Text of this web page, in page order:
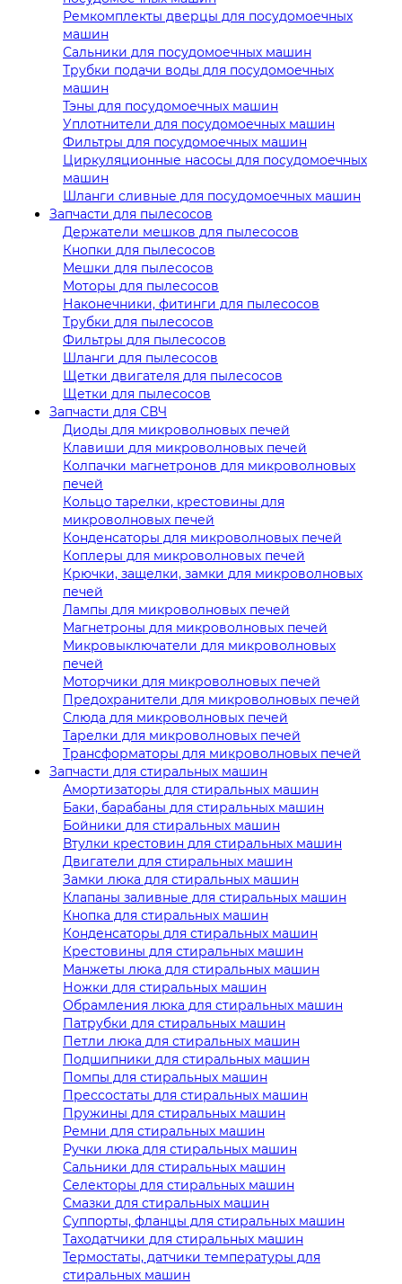
Ремкомплекты дверцы для посудомоечных
машин
Сальники для посудомоечных машин
Трубки подачи воды для посудомоечных
машин
Тэны для посудомоечных машин
Уплотнители для посудомоечных машин
Фильтры для посудомоечных машин
Циркуляционные насосы для посудомоечных
машин
Шланги сливные для посудомоечных машин
Запчасти для пылесосов
Держатели мешков для пылесосов
Кнопки для пылесосов
Мешки для пылесосов
Моторы для пылесосов
Наконечники, фитинги для пылесосов
Трубки для пылесосов
Фильтры для пылесосов
Шланги для пылесосов
Щетки двигателя для пылесосов
Щетки для пылесосов
Запчасти для СВЧ
Диоды для микроволновых печей
Клавиши для микроволновых печей
Колпачки магнетронов для микроволновых
печей
Кольцо тарелки, крестовины для
микроволновых печей
Конденсаторы для микроволновых печей
Коплеры для микроволновых печей
Крючки, защелки, замки для микроволновых
печей
Лампы для микроволновых печей
Магнетроны для микроволновых печей
Микровыключатели для микроволновых
печей
Моторчики для микроволновых печей
Предохранители для микроволновых печей
Слюда для микроволновых печей
Тарелки для микроволновых печей
Трансформаторы для микроволновых печей
Запчасти для стиральных машин
Амортизаторы для стиральных машин
Баки, барабаны для стиральных машин
Бойники для стиральных машин
Втулки крестовин для стиральных машин
Двигатели для стиральных машин
Замки люка для стиральных машин
Клапаны заливные для стиральных машин
Кнопка для стиральных машин
Конденсаторы для стиральных машин
Крестовины для стиральных машин
Манжеты люка для стиральных машин
Ножки для стиральных машин
Обрамления люка для стиральных машин
Патрубки для стиральных машин
Петли люка для стиральных машин
Подшипники для стиральных машин
Помпы для стиральных машин
Прессостаты для стиральных машин
Пружины для стиральных машин
Ремни для стиральных машин
Ручки люка для стиральных машин
Сальники для стиральных машин
Селекторы для стиральных машин
Смазки для стиральных машин
Суппорты, фланцы для стиральных машин
Таходатчики для стиральных машин
Термостаты, датчики температуры для
стиральных машин